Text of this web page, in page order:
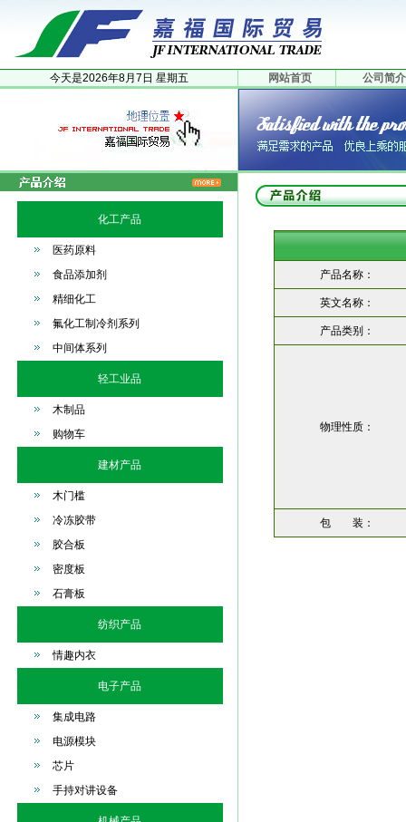
今天是2026年8月 7日 星期五 网站首页 公司简介
化工产品
医药原料
食品添加剂
精细化工
氟化工制冷剂系列
中间体系列
轻工业品
木制品
购物车
建材产品
木门槛
冷冻胶带
胶合板
密度板
石膏板
纺织产品
情趣内衣
电子产品
集成电路
电源模块
芯片
手持对讲设备
产品名称：
英文名称：
产品类别：
物理性质：
包 装：